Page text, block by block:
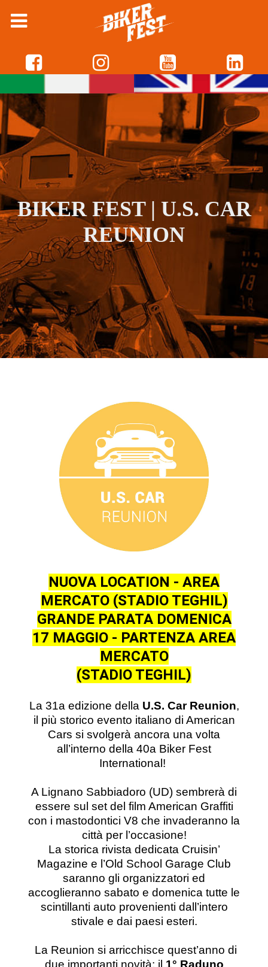
BIKER FEST | U.S. CAR
REUNION
NUOVA LOCATION - AREA
MERCATO (STADIO TEGHIL)
GRANDE PARATA DOMENICA
17 MAGGIO - PARTENZA AREA
MERCATO
(STADIO TEGHIL)
La 31a edizione della U.S. Car Reunion,
il più storico evento italiano di American
Cars si svolgerà ancora una volta
all’interno della 40a Biker Fest
International!
A Lignano Sabbiadoro (UD) sembrerà di
essere sul set del film American Graffiti
con i mastodontici V8 che invaderanno la
città per l’occasione!
La storica rivista dedicata Cruisin’
Magazine e l’Old School Garage Club
saranno gli organizzatori ed
accoglieranno sabato e domenica tutte le
scintillanti auto provenienti dall’intero
stivale e dai paesi esteri.
La Reunion si arricchisce quest’anno di
due importanti novità: il 1° Raduno